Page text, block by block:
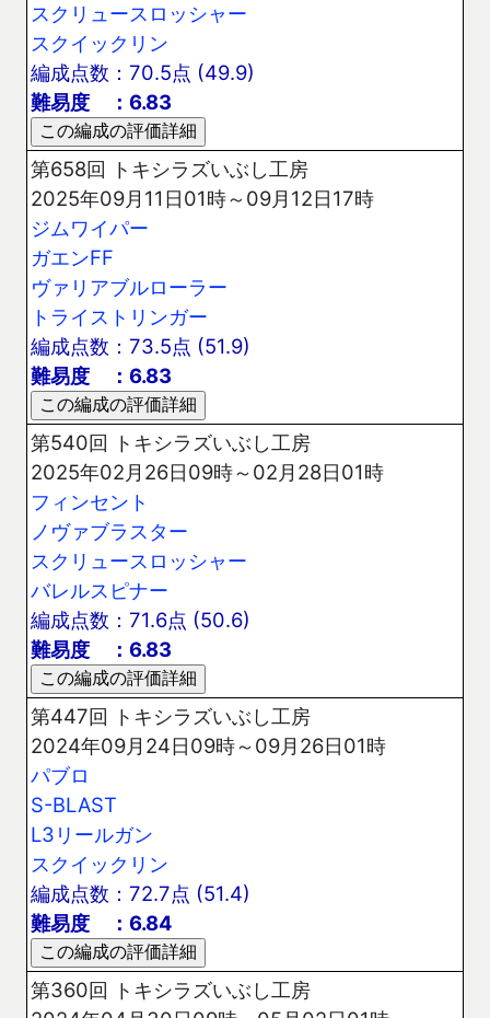
スクリュースロッシャー
スクイックリン
編成点数：70.5点 (49.9)
難易度 ：6.83
第658回 トキシラズいぶし工房
2025年09月11日01時～09月12日17時
ジムワイパー
ガエンFF
ヴァリアブルローラー
トライストリンガー
編成点数：73.5点 (51.9)
難易度 ：6.83
第540回 トキシラズいぶし工房
2025年02月26日09時～02月28日01時
フィンセント
ノヴァブラスター
スクリュースロッシャー
バレルスピナー
編成点数：71.6点 (50.6)
難易度 ：6.83
第447回 トキシラズいぶし工房
2024年09月24日09時～09月26日01時
パブロ
S-BLAST
L3リールガン
スクイックリン
編成点数：72.7点 (51.4)
難易度 ：6.84
第360回 トキシラズいぶし工房